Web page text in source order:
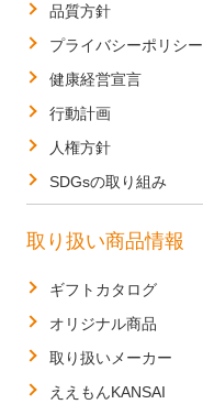
品質方針
プライバシーポリシー
健康経営宣言
行動計画
人権方針
SDGsの取り組み
取り扱い商品情報
ギフトカタログ
オリジナル商品
取り扱いメーカー
ええもんKANSAI